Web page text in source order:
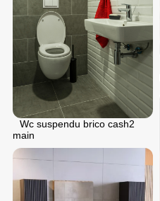
Wc suspendu brico cash2
main